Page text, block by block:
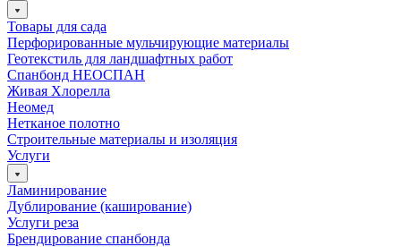
Товары для сада
Перфорированные мульчирующие материалы
Геотекстиль для ландшафтных работ
Спанбонд НЕОСПАН
Живая Хлорелла
Нeомед
Нетканое полотно
Строительные материалы и изоляция
Услуги
Ламинирование
Дублирование (каширование)
Услуги реза
Брендирование спанбонда